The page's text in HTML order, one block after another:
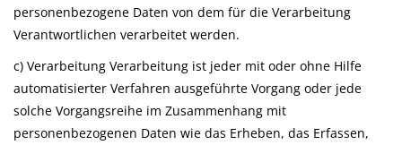
personenbezogene Daten von dem für die Verarbeitung
Verantwortlichen verarbeitet werden.
c) Verarbeitung Verarbeitung ist jeder mit oder ohne Hilfe
automatisierter Verfahren ausgeführte Vorgang oder jede
solche Vorgangsreihe im Zusammenhang mit
personenbezogenen Daten wie das Erheben, das Erfassen,